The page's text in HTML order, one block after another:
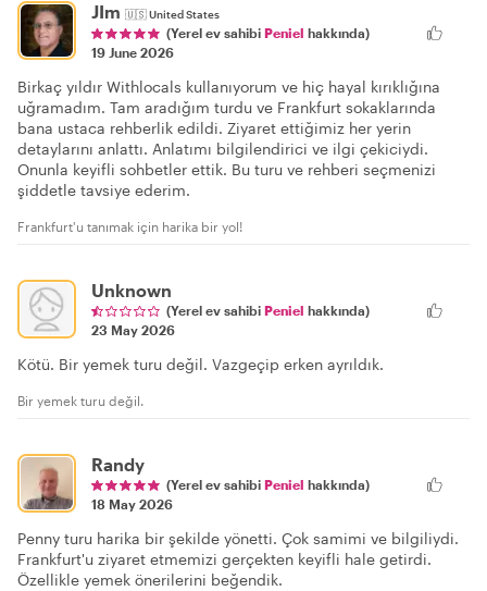
JIm 🇺🇸United States
(Yerel ev sahibi Peniel hakkında)
19 June 2026
Birkaç yıldır Withlocals kullanıyorum ve hiç hayal kırıklığına
uğramadım. Tam aradığım turdu ve Frankfurt sokaklarında
bana ustaca rehberlik edildi. Ziyaret ettiğimiz her yerin
detaylarını anlattı. Anlatımı bilgilendirici ve ilgi çekiciydi.
Onunla keyifli sohbetler ettik. Bu turu ve rehberi seçmenizi
şiddetle tavsiye ederim.
Frankfurt'u tanımak için harika bir yol!
Unknown
(Yerel ev sahibi Peniel hakkında)
23 May 2026
Kötü. Bir yemek turu değil. Vazgeçip erken ayrıldık.
Bir yemek turu değil.
Randy
(Yerel ev sahibi Peniel hakkında)
18 May 2026
Penny turu harika bir şekilde yönetti. Çok samimi ve bilgiliydi.
Frankfurt'u ziyaret etmemizi gerçekten keyifli hale getirdi.
Özellikle yemek önerilerini beğendik.